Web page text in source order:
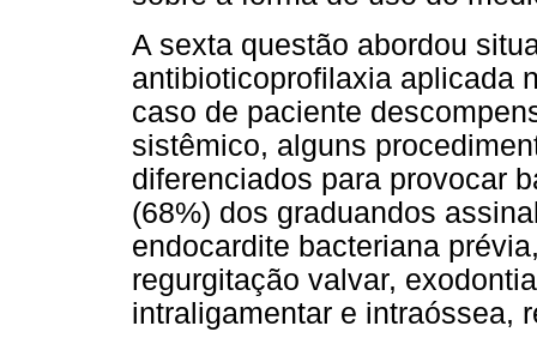
A sexta questão abordou
antibioticoprofilaxia aplicada
caso de paciente
sistêmico, alguns
diferenciados para provocar
(68%) dos graduandos
endocardite bacteriana
regurgitação valvar,
intraligamentar e intraóssea,